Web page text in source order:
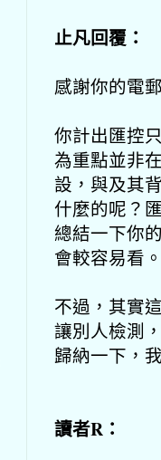
止凡回覆：
感謝你的電
你計出匯控
為重點並非
設， 與及其
什麼的呢？
總結一下你
會較容易看
不過，其實
讓別人檢測
歸納一下，
讀者R：